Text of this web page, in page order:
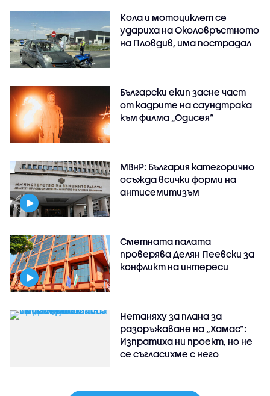
Кола и мотоциклет се
удариха на Околовръстното
на Пловдив, има пострадал
Български екип засне част
от кадрите на саундтрака
към филма „Одисея“
МВнР: България категорично
осъжда всички форми на
антисемитизъм
Сметната палата
проверява Делян Пеевски за
конфликт на интереси
Нетаняху за плана за
разоръжаване на „Хамас“:
Изпратиха ни проект, но не
се съгласихме с него